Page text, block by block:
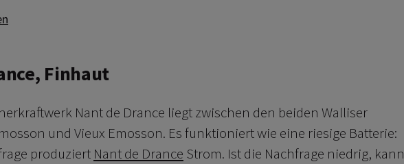
Finhaut
Nant de Drance liegt zwischen den beiden Walliser
und Vieux Emosson. Es funktioniert wie eine riesige Batterie:
produziert Nant de Drance Strom. Ist die Nachfrage niedrig, kann